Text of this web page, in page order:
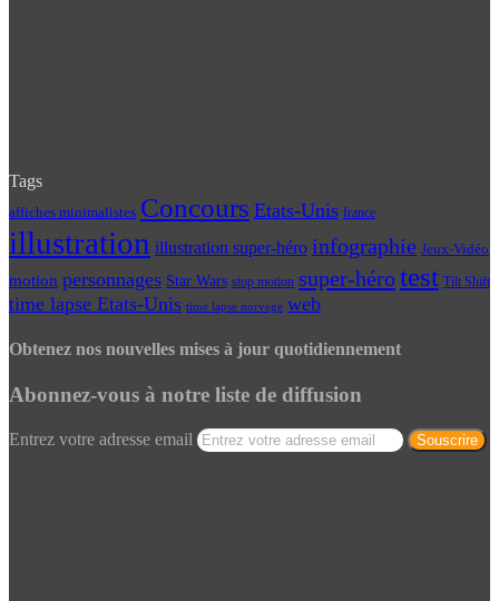
Tags
affiches minimalistes Concours Etats-Unis france
illustration illustration super-héro infographie Jeux-Vidéo
motion personnages Star Wars stop motion super-hérotest Tilt Shift
time lapse Etats-Unis time lapse norvege web
Obtenez nos nouvelles mises à jour quotidiennement
Abonnez-vous à notre liste de diffusion
Entrez votre adresse email